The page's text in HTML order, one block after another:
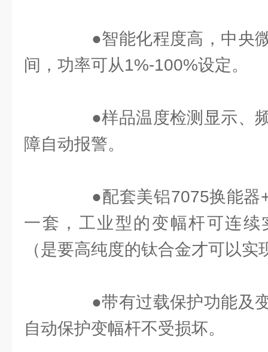
●智能化程度高，中央微
间，功率可从1%-100%设定。
●样品温度检测显示、频
障自动报警。
●配套美铝7075换能器+
一套，工业型的变幅杆可连
（是要高纯度的钛合金才可以实
●带有过载保护功能及变
自动保护变幅杆不受损坏。